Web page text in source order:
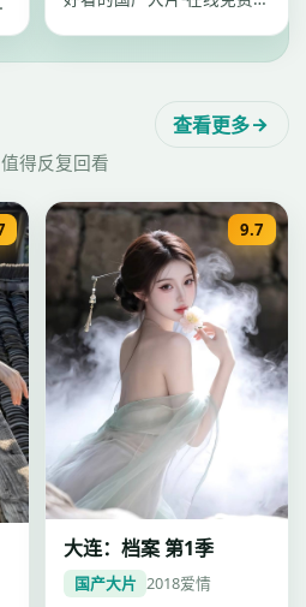
得反复回看
查看更多
9.7
大连：档案 第1季
国产大片 2018爱情